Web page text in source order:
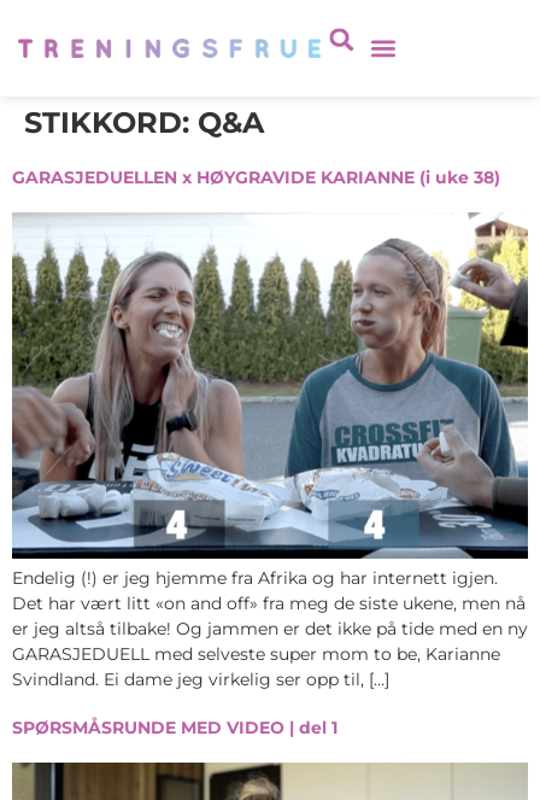
STIKKORD: Q&A
GARASJEDUELLEN x HØYGRAVIDE KARIANNE (i uke 38)
Endelig (!) er jeg hjemme fra Afrika og har internett igjen.
Det har vært litt «on and off» fra meg de siste ukene, men nå
er jeg altså tilbake! Og jammen er det ikke på tide med en ny
GARASJEDUELL med selveste super mom to be, Karianne
Svindland. Ei dame jeg virkelig ser opp til, […]
SPØRSMÅSRUNDE MED VIDEO | del 1